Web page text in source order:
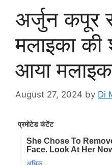
अर्जुन कपूर
मलाइका की
आया
August 27, 2024 by Di